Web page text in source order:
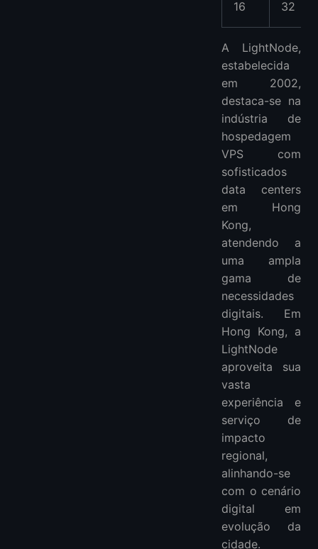
16 32
A LightNode,
estabelecida
em 2002,
destaca-se na
indústria de
hospedagem
VPS com
sofisticados
data centers
em Hong
Kong,
atendendo a
uma ampla
gama de
necessidades
digitais. Em
Hong Kong, a
LightNode
aproveita sua
vasta
experiência e
serviço de
impacto
regional,
alinhando-se
com o cenário
digital em
evolução da
cidade.